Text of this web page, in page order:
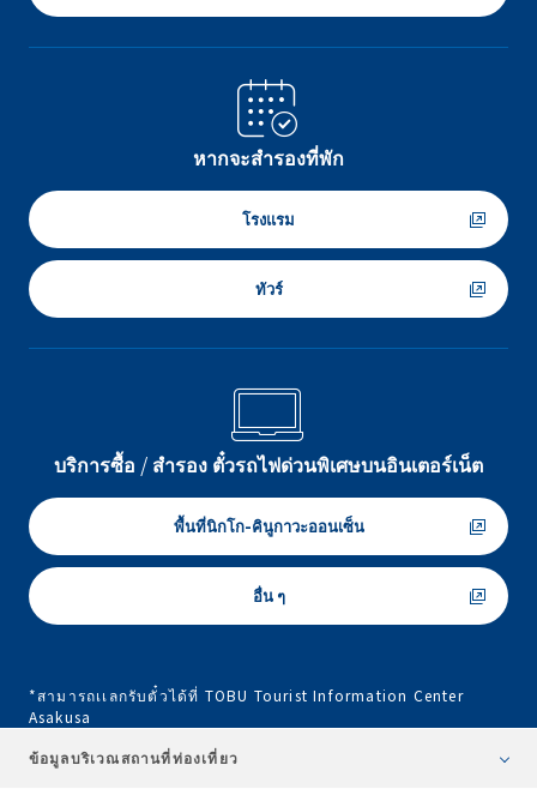
หากจะสำรองที่พัก
โรงแรม
ทัวร์
บริการซื้อ / สำรอง ตั๋วรถไฟด่วนพิเศษบนอินเตอร์เน็ต
พื้นที่นิกโก-คินูกาวะออนเซ็น
อื่น ๆ
*สามารถเเลกรับตั๋วได้ที่ TOBU Tourist Information Center
Asakusa
ข้อมูลบริเวณสถานที่ท่องเที่ยว